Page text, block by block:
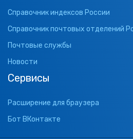
Справочник индексов России
Справочник почтовых отделений
Почтовые службы
Новости
Сервисы
Расширение для браузера
Бот ВКонтакте